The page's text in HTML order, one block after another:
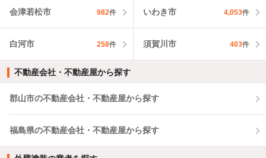
会津若松市 982件 いわき市 4,053件
白河市 258件 須賀川市 403件
不動産会社・不動産屋から探す
郡山市の不動産会社・不動産屋から探す
福島県の不動産会社・不動産屋から探す